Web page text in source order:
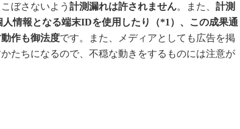
ぼさないよう 計測漏れは許されません。また、 計測
情報となる端末IDを使用したり（*1）、この成果通
作も御法度です。また、メディアとしても広告を掲
たちになるので、不穏な動きをするものには注意が